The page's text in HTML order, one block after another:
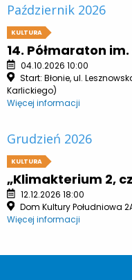
Październik 2026
KULTURA
14. Półmaraton
04.10.2026 10:00
Start: Błonie, ul.
Karlickiego)
Więcej informacji
Grudzień 2026
KULTURA
„Klimakterium 2,
12.12.2026 18:00
Dom Kultury Południowa
Więcej informacji